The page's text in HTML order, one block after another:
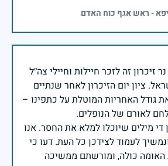
- ראש אגף כוח האדם
זיכרון זה לזכר חיילות וחיילי צה״ל
ציון יום הזיכרון לאחר שנתיים
גודל האחריות המוטלת על כתפינו –
די מילים שיוכלו למלא את החסר. אנו
לעמוד לצידכן כל העת. דעו כי
האומה כולה, ומורשתם ממשיכה